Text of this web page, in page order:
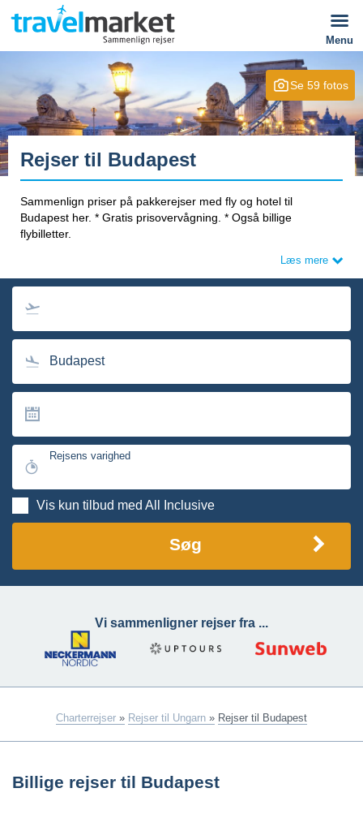
Menu
Se 59 fotos
Rejser til Budapest
Sammenlign priser på pakkerejser med fly og hotel til
Budapest her. * Gratis prisovervågning. * Også billige
flybilletter.
Læs mere
Søg også rejser med afrejse fra Norge og Sverige:
Budapest
Rejsens varighed
Vis kun tilbud med All Inclusive
Søg
Vi sammenligner rejser fra ...
Charterrejser » Rejser til Ungarn » Rejser til Budapest
Billige rejser til Budapest